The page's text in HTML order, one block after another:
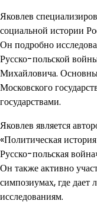
Яковлев
социальной истории
Он подробно
Русско-польской
Михайловича.
Московского
государствами.
Яковлев является
«Политическая
Русско-польская
Он также активно
симпозиумах, где
исследованиям.